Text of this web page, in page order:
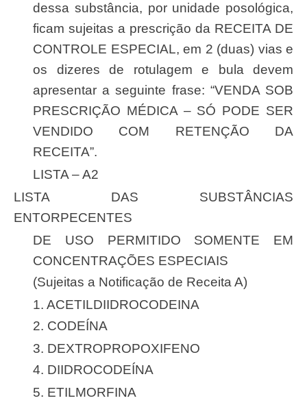
dessa substância, por unidade posológica,
ficam sujeitas a prescrição da RECEITA DE
CONTROLE ESPECIAL, em 2 (duas) vias e
os dizeres de rotulagem e bula devem
apresentar a seguinte frase: “VENDA SOB
PRESCRIÇÃO MÉDICA – SÓ PODE SER
VENDIDO COM RETENÇÃO DA
RECEITA”.
LISTA – A2
LISTA DAS SUBSTÂNCIAS
ENTORPECENTES
DE USO PERMITIDO SOMENTE EM
CONCENTRAÇÕES ESPECIAIS
(Sujeitas a Notificação de Receita A)
1. ACETILDIIDROCODEINA
2. CODEÍNA
3. DEXTROPROPOXIFENO
4. DIIDROCODEÍNA
5. ETILMORFINA